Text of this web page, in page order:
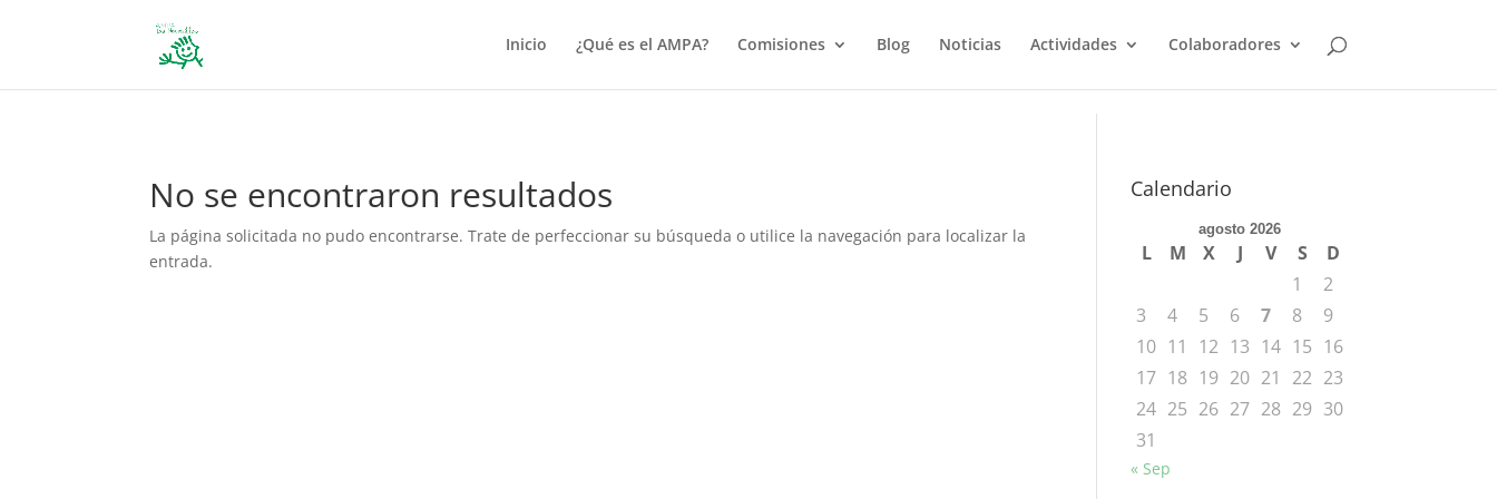
Inicio
¿Qué es el AMPA? Comisiones Blog Noticias Actividades Colaboradores
No se encontraron resultados
La página solicitada no pudo encontrarse. Trate de perfeccionar su búsqueda o utilice la navegación para localizar la
entrada.
Calendario
agosto 2026
L M X J V S
D
1
2
3
4 5 6 7 8
9
10 11 12 13 14 15 16
17 18 19 20 21 22 23
24 25 26 27 28 29 30
31
« Sep